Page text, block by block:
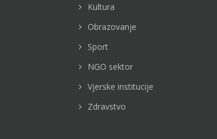
Kultura
Obrazovanje
Sport
NGO sektor
Vjerske institucije
Zdravstvo